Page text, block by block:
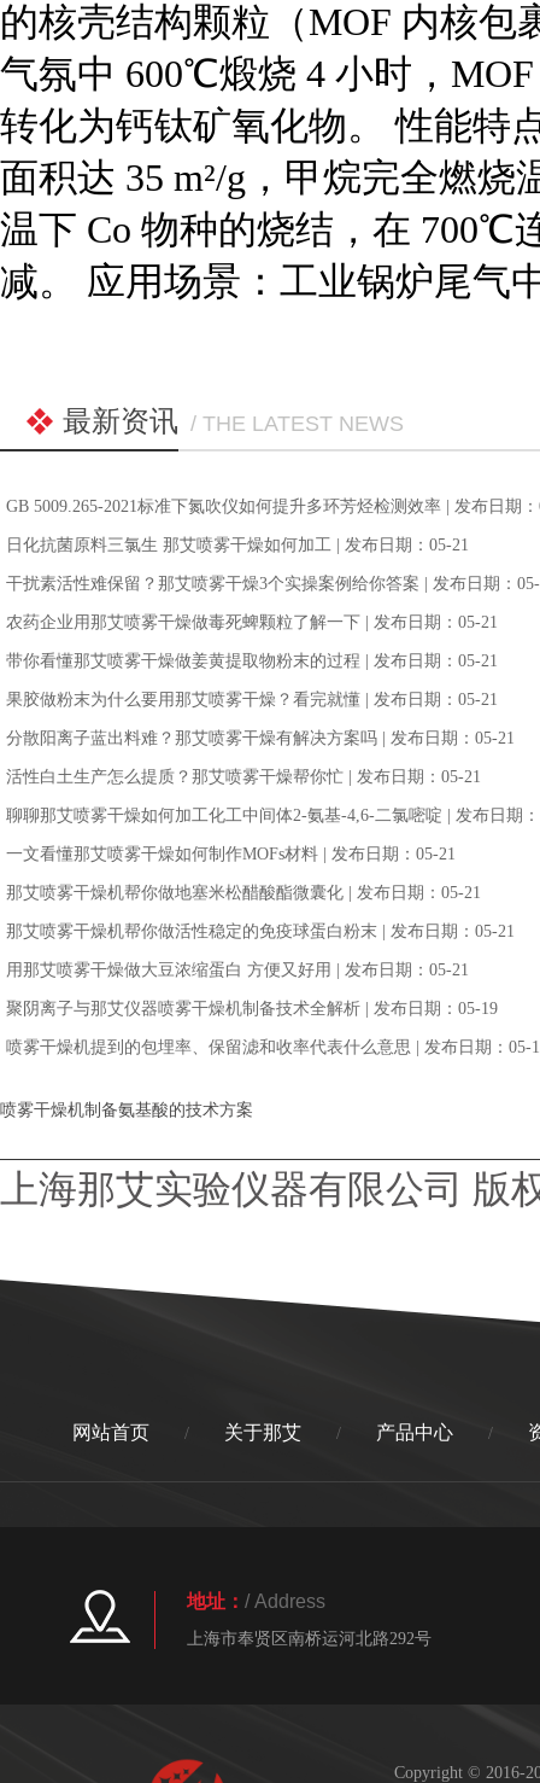
的核壳结构颗粒（MOF 内核包
气氛中 600℃煅烧 4 小时，
转化为钙钛矿氧化物。 性能特
面积达 35 m²/g，甲烷完全燃
温下 Co 物种的烧结，在 700℃
减。 应用场景：工业锅炉尾气
最新资讯 / THE LATEST NEWS
GB 5009.265-2021标准下氮吹仪如何提升多环芳烃检测效率 | 发布日期
日化抗菌原料三氯生 那艾喷雾干燥如何加工 | 发布日期：05-21
干扰素活性难保留？那艾喷雾干燥3个实操案例给你答案 | 发布日期：
农药企业用那艾喷雾干燥做毒死蜱颗粒了解一下 | 发布日期：05-21
带你看懂那艾喷雾干燥做姜黄提取物粉末的过程 | 发布日期：05-21
果胶做粉末为什么要用那艾喷雾干燥？看完就懂 | 发布日期：05-21
分散阳离子蓝出料难？那艾喷雾干燥有解决方案吗 | 发布日期：05-21
活性白土生产怎么提质？那艾喷雾干燥帮你忙 | 发布日期：05-21
聊聊那艾喷雾干燥如何加工化工中间体2-氨基-4,6-二氯嘧啶 | 发布日期
一文看懂那艾喷雾干燥如何制作MOFs材料 | 发布日期：05-21
那艾喷雾干燥机帮你做地塞米松醋酸酯微囊化 | 发布日期：05-21
那艾喷雾干燥机帮你做活性稳定的免疫球蛋白粉末 | 发布日期：05-21
用那艾喷雾干燥做大豆浓缩蛋白 方便又好用 | 发布日期：05-21
聚阴离子与那艾仪器喷雾干燥机制备技术全解析 | 发布日期：05-19
喷雾干燥机提到的包埋率、保留滤和收率代表什么意思 | 发布日期：05-
喷雾干燥机制备氨基酸的技术方案
上海那艾实验仪器有限公司 版
网站首页 / 关于那艾 / 产品中心 /
地址： / Address
上海市奉贤区南桥运河北路292号
Copyright © 2016-